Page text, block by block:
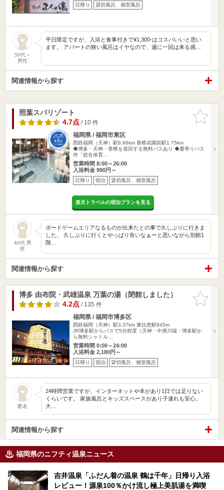
日帰り 貸切風呂、個室風呂
50代～
男性
平日限定ですが、入浴と食事付きで¥1,300-はコスパいいと思い
ます。 アパートの狭い風呂はイヤなので、週に一回は来る感…
関連情報から探す
お気に入
りに追加
照葉スパリゾート
4.7点/ 10 件
福岡県 / 福岡市東区
西鉄福岡（天神）駅8.66km 香椎花園前駅1.75km
◆博多・天神・香椎を巡回する無料バスあり ◆最寄りバス
停「総合体育…
営業時間 8:00～26:00
入浴料金 990円～
日帰り 宿泊 貸切風呂、個室風呂
楽天トラベルの宿泊プランを見る
40代 男
性
ボードゲームエリアなるものが出来たとの事で久しぶりに行きま
した。 久しぶりに行くとやっぱり良いなぁーと思いながら別館1
階…
関連情報から探す
お気に入
りに追加
博多 由布院・武雄温泉 万葉の湯（閉館しました）
4.2点/ 135 件
福岡県 / 福岡市博多区
西鉄福岡（天神）駅3.37km 東比恵駅945m
JR博多駅からバスで5分程度（天神・中洲川端・博多駅か
ら無料シャトル…
営業時間 0:00～24:00
入浴料金 2,180円～
日帰り 宿泊 貸切風呂、個室風呂
匿名
24時間営業ですが、インターネットや本があり1日では足りない
くらいです。 家族風呂とキッズスペースがあり子連れも安心。
大…
関連情報から探す
福岡県のニフティ温泉ニュース
吉井温泉「ふだん着の温泉 鶴は千年」日帰り入浴
レビュー！源泉100％かけ流し極上美肌湯を満喫